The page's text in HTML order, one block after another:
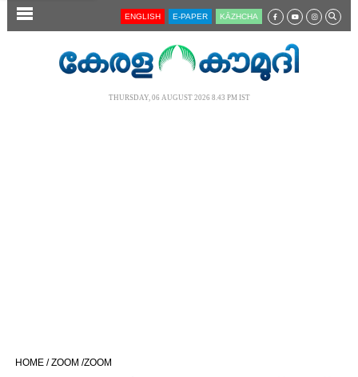
SECTIONS ENGLISH E-PAPER KĀZHCHA
THURSDAY, 06 AUGUST 2026 8.43 PM IST
HOME /ZOOM /ZOOM